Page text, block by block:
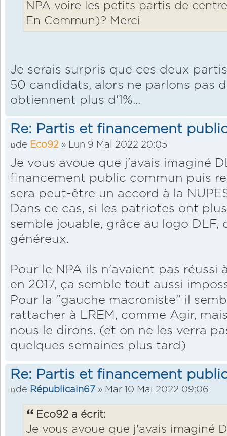
NPA voire les petits partis de
En Commun)? Merci
Je serais surpris que ces deux
50 candidats, alors ne parlons pas
obtiennent plus d'1%...
Re: Partis et financement
de Eco92 » Lun 9 Mai 2022 20:05
Je vous avoue que j'avais imaginé
financement public commun puis
sera peut-être un accord à la
Dans ce cas, si les patriotes ont
semble jouable, grâce au logo
généreux.
Pour le NPA ils n'avaient pas
en 2017, ça semble tout aussi
Pour la "gauche macroniste" il
rattacher à LREM, comme Agir,
nous le dirons. (et on ne les verra
quelques semaines plus tard)
Re: Partis et financement
de Républicain67 » Mar 10 Mai 2022 09:06
Eco92 a écrit:
Je vous avoue que j'avais imaginé